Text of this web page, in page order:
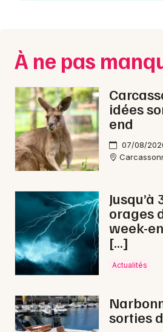
Sports
Soirées
Sorties famille
Expos
Animations commerciales
Animations commerciales en
Roussillon
Paris
Strasbourg
Toulouse
Toutes les villes
À ne pas
idées
end
07/08/
orages
week-
[…]
Actualités
sorties